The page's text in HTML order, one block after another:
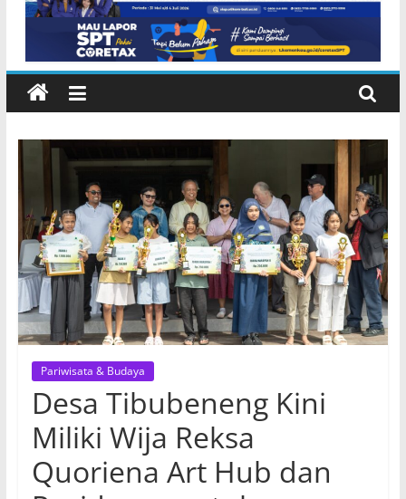
Pariwisata & Budaya
Desa Tibubeneng Kini
Miliki Wija Reksa
Quoriena Art Hub dan